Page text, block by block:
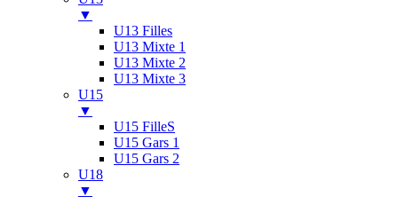
▼
U13 Filles
U13 Mixte 1
U13 Mixte 2
U13 Mixte 3
U15
▼
U15 FilleS
U15 Gars 1
U15 Gars 2
U18
▼